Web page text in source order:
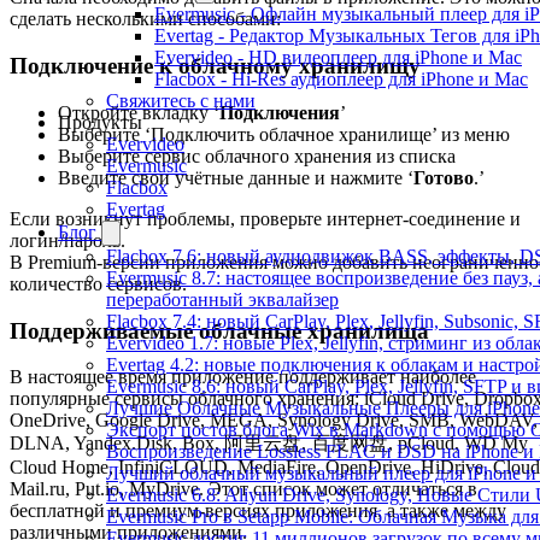
Evermusic - Офлайн музыкальный плеер для
Evertag - Редактор Музыкальных Тегов для
Evervideo - HD видеоплеер для iPhone и Mac
Flacbox - Hi-Res аудиоплеер для iPhone и Mac
Свяжитесь с нами
Продукты
Evervideo
Evermusic
Flacbox
Evertag
Блог
Flacbox 7.6: новый аудиодвижок BASS, эффекты,
Evermusic 8.7: настоящее воспроизведение без
переработанный эквалайзер
Flacbox 7.4: новый CarPlay, Plex, Jellyfin, Subsonic,
Evervideo 1.7: новые Plex, Jellyfin, стриминг из
Evertag 4.2: новые подключения к облакам и
Evermusic 8.6: новый CarPlay, Plex, Jellyfin, SFTP и
Лучшие Облачные Музыкальные Плееры для iPhone
Экспорт постов блога Wix в Markdown с помощью
Воспроизведение Lossless FLAC и DSD на iPhone и
Лучший облачный музыкальный плеер для iPhone и
Evermusic 6.8: Aliyun Drive, Synology, Новые Стили
Evermusic Pro в Setapp Mobile: Облачная Музыка
сделать несколькими способами:
Подключение к облачному хранилищу
Откройте вкладку ‘Подключения’
Выберите ‘Подключить облачное хранилище’ из меню
Выберите сервис облачного хранения из списка
Введите свои учётные данные и нажмите ‘Готово.’
Если возникнут проблемы, проверьте интернет-соединение и
логин/пароль.
В Premium-версии приложения можно добавить
количество сервисов.
Поддерживаемые облачные хранилища
В настоящее время приложение поддерживает наиболее
популярные сервисы облачного хранения: iCloud Drive,
OneDrive, Google Drive, MEGA, Synology Drive, SMB, WebDAV,
DLNA, Yandex.Disk, Box, 阿里云盘, 百度网盘, pCloud, WD My
Cloud Home, InfiniCLOUD, MediaFire, OpenDrive, HiDrive, Cloud
Mail.ru, Put.io, MyDrive. Этот список может отличаться в
бесплатной и премиум-версиях приложения, а также между
различными приложениями.